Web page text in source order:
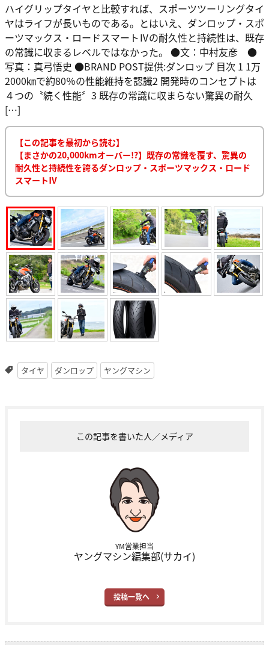
ハイグリップタイヤと比較すれば、スポーツツーリングタイ
ヤはライフが長いものである。とはいえ、ダンロップ・スポ
ーツマックス・ロードスマートⅣの耐久性と持続性は、既存
の常識に収まるレベルではなかった。 ●文：中村友彦 ●
写真：真弓悟史 ●BRAND POST提供:ダンロップ 目次 1 1万
2000㎞で約80％の性能維持を認識2 開発時のコンセプトは
４つの〝続く性能〞3 既存の常識に収まらない驚異の耐久
[…]
【この記事を最初から読む】
【まさかの20,000kmオーバー!?】既存の常識を覆す、驚異の
耐久性と持続性を誇るダンロップ・スポーツマックス・ロード
スマートⅣ
タイヤ ダンロップ ヤングマシン
この記事を書いた人／メディア
YM営業担当
ヤングマシン編集部(サカイ)
投稿一覧へ